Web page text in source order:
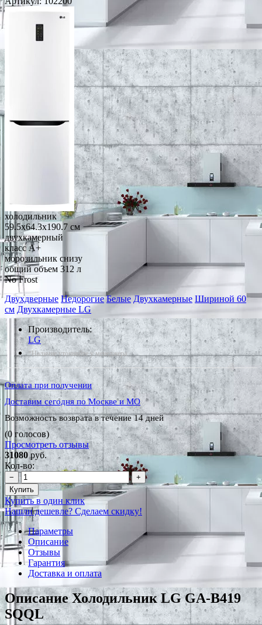
холодильник
59.5x64.3x190.7 см
двухкамерный
класс A+
морозильник снизу
общий объем 312 л
No Frost
Двухдверные Недорогие Белые Двухкамерные Шириной 60
см Двухкамерные LG
Производитель:
LG
*Наличие уточняйте у менеджера
Оплата при получении
Доставим сегодня по Москве и МО
Возможность возврата в течение 14 дней
(0 голосов)
Просмотреть отзывы
31080руб.
Кол-во:
−
+
Купить
Купить в один клик
Нашли дешевле? Сделаем скидку!
Параметры
Описание
Отзывы
Гарантия
Доставка и оплата
Описание Холодильник LG GA-B419
SQQL